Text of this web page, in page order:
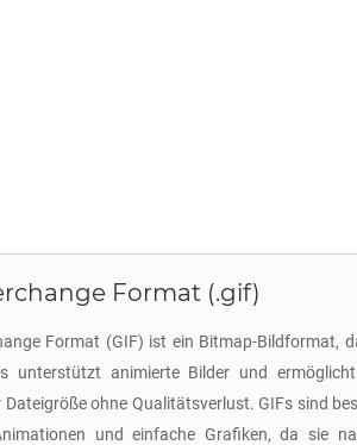
Format (.gif)
Format (GIF) ist ein Bitmap-Bildformat,
unterstützt animierte Bilder und
ohne Qualitätsverlust. GIFs sind
und einfache Grafiken, da sie